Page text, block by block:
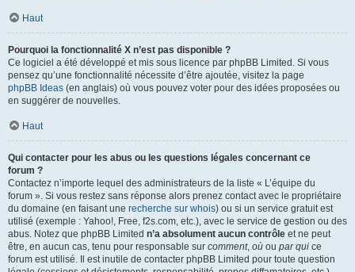
Haut
Pourquoi la fonctionnalité X n’est pas disponible ?
Ce logiciel a été développé et mis sous licence par phpBB Limited. Si vous
pensez qu’une fonctionnalité nécessite d’être ajoutée, visitez la page
phpBB Ideas (en anglais) où vous pouvez voter pour des idées proposées ou
en suggérer de nouvelles.
Haut
Qui contacter pour les abus ou les questions légales concernant ce
forum ?
Contactez n’importe lequel des administrateurs de la liste « L’équipe du
forum ». Si vous restez sans réponse alors prenez contact avec le propriétaire
du domaine (en faisant une recherche sur whois) ou si un service gratuit est
utilisé (exemple : Yahoo!, Free, f2s.com, etc.), avec le service de gestion ou des
abus. Notez que phpBB Limited n’a absolument aucun contrôle et ne peut
être, en aucun cas, tenu pour responsable sur comment, où ou par qui ce
forum est utilisé. Il est inutile de contacter phpBB Limited pour toute question